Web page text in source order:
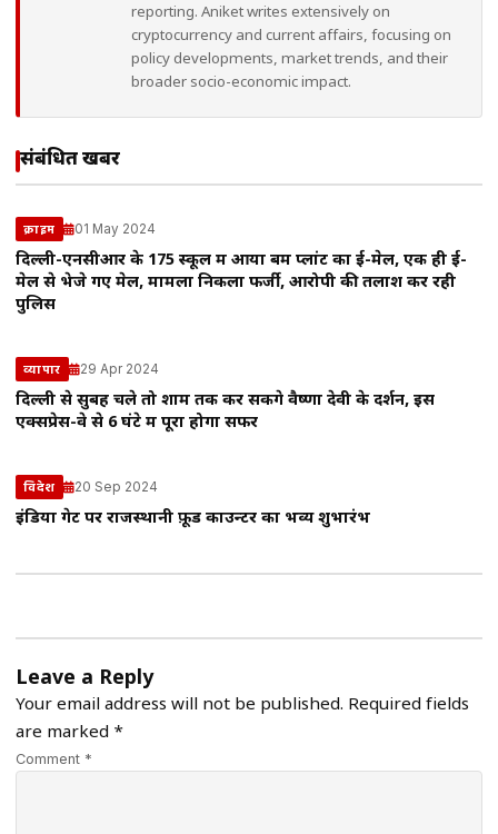
reporting. Aniket writes extensively on
cryptocurrency and current affairs, focusing on
policy developments, market trends, and their
broader socio-economic impact.
संबंधित खबरें
क्राइम 01 May 2024
दिल्ली-एनसीआर के 175 स्कूल में आया बम प्लांट का ई-मेल, एक ही ई-
मेल से भेजे गए मेल, मामला निकला फर्जी, आरोपी की तलाश कर रही
पुलिस
व्यापार 29 Apr 2024
दिल्ली से सुबह चले तो शाम तक कर सकेंगे वैष्णों देवी के दर्शन, इस
एक्सप्रेस-वे से 6 घंटे में पूरा होगा सफर
विदेश 20 Sep 2024
इंडिया गेट पर राजस्थानी फ़ूड काउन्टर का भव्य शुभारंभ
Leave a Reply
Your email address will not be published. Required fields
are marked *
Comment *